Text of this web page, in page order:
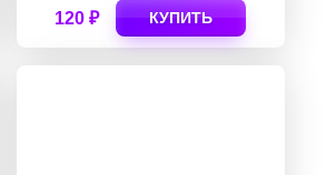
120 ₽ КУПИТЬ